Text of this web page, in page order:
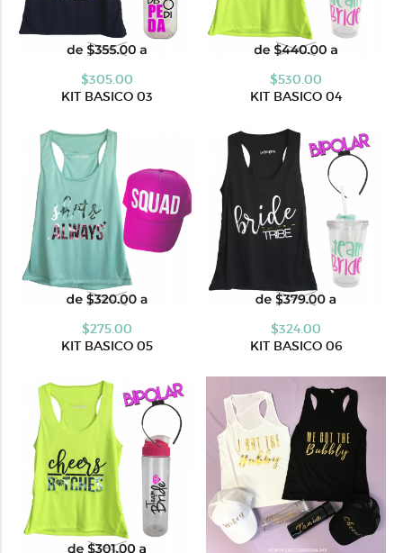
$305.00
KIT BASICO 03
$530.00
KIT BASICO 04
$275.00
KIT BASICO 05
$324.00
KIT BASICO 06